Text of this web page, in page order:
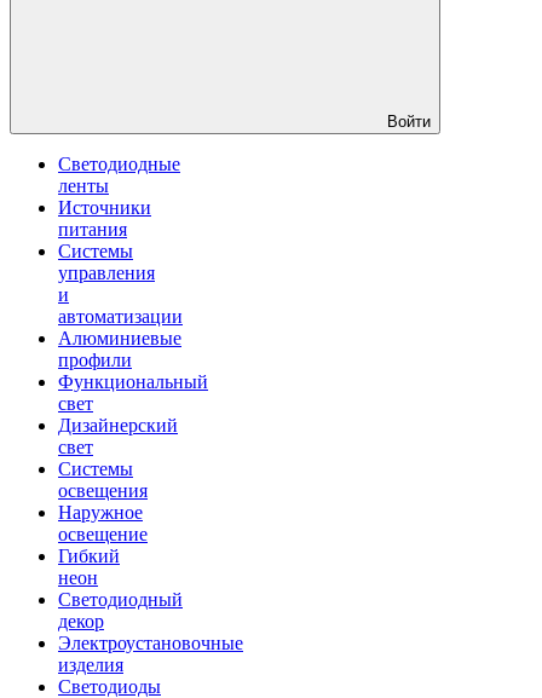
Войти
Светодиодные
ленты
Источники
питания
Системы
управления
и
автоматизации
Алюминиевые
профили
Функциональный
свет
Дизайнерский
свет
Системы
освещения
Наружное
освещение
Гибкий
неон
Светодиодный
декор
Электроустановочные
изделия
Светодиоды